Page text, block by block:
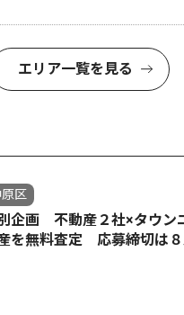
エリア一覧を見る
原区
企画 不動産２社×タウ
を無料査定 応募締切は８